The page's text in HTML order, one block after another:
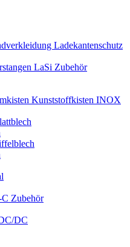
Ladekantenschutz
LaSi Zubehör
Kunststoffkisten INOX
Zubehör
DC